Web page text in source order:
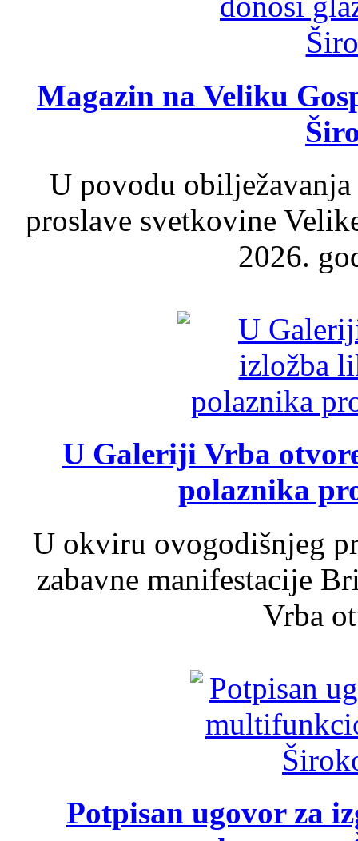
Magazin na Veliku
U povodu
proslave svetkovine
2026.
U Galeriji Vrba
polaznika
U okviru ovogodišnjeg
zabavne manifestacije
Vrba
Potpisan ugovor za